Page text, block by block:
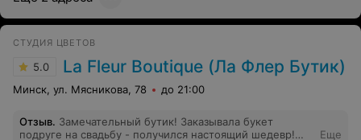
4 раза цветы вяли на следующий день. Из других
магазинов и просто дачные цветы стоят неделями, а
эти ровно 12 часов.
СТУДИЯ ЦВЕТОВ
5.0 La Fleur Boutique (Ла Флер Бутик)
Минск, ул. Мясникова, 78 до 21:00
Отзыв. Замечательный бутик! Заказывала букет
подруге на свадьбу - получился настоящий шедевр!
Еще